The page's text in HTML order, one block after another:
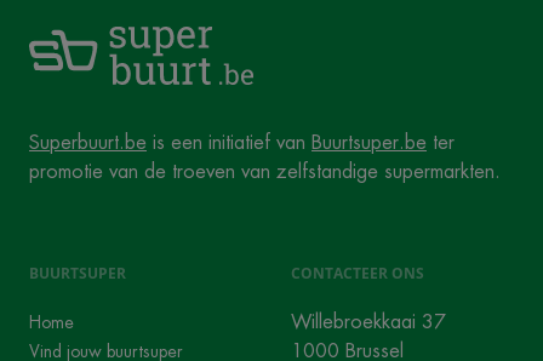
Superbuurt.be is een initiatief van Buurtsuper.be ter
promotie van de troeven van zelfstandige supermarkten.
BUURTSUPER
Home
Vind jouw buurtsuper
CONTACTEER ONS
Willebroekkaai 37
1000 Brussel